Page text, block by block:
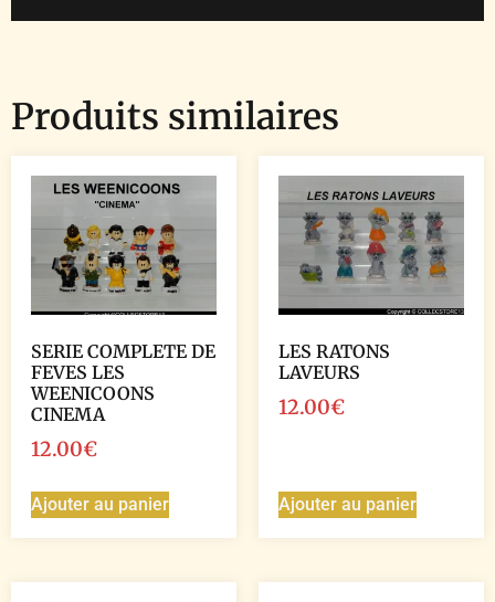
Produits similaires
SERIE COMPLETE DE
FEVES LES
WEENICOONS
CINEMA
12.00€
Ajouter au panier
LES RATONS
LAVEURS
12.00€
Ajouter au panier